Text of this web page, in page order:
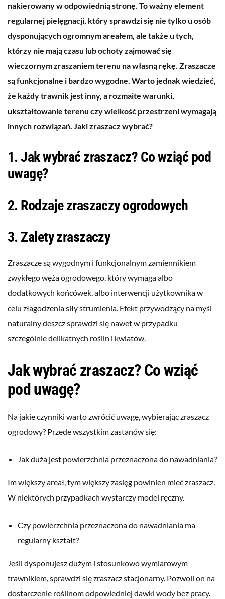
nakierowany w odpowiednią stronę. To ważny element
regularnej pielęgnacji, który sprawdzi się nie tylko u osób
dysponujących ogromnym areałem, ale także u tych,
którzy nie mają czasu lub ochoty zajmować się
wieczornym zraszaniem terenu na własną rękę. Zraszacze
są funkcjonalne i bardzo wygodne. Warto jednak wiedzieć,
że każdy trawnik jest inny, a rozmaite warunki,
ukształtowanie terenu czy wielkość przestrzeni wymagają
innych rozwiązań. Jaki zraszacz wybrać?
1. Jak wybrać zraszacz? Co wziąć pod
uwagę?
2. Rodzaje zraszaczy ogrodowych
3. Zalety zraszaczy
Zraszacze są wygodnym i funkcjonalnym zamiennikiem
zwykłego węża ogrodowego, który wymaga albo
dodatkowych końcówek, albo interwencji użytkownika w
celu złagodzenia siły strumienia. Efekt przywodzący na myśl
naturalny deszcz sprawdzi się nawet w przypadku
szczególnie delikatnych roślin i kwiatów.
Jak wybrać zraszacz? Co wziąć
pod uwagę?
Na jakie czynniki warto zwrócić uwagę, wybierając zraszacz
ogrodowy? Przede wszystkim zastanów się:
Jak duża jest powierzchnia przeznaczona do nawadniania?
Im większy areał, tym większy zasięg powinien mieć zraszacz.
W niektórych przypadkach wystarczy model ręczny.
Czy powierzchnia przeznaczona do nawadniania ma
regularny kształt?
Jeśli dysponujesz dużym i stosunkowo wymiarowym
trawnikiem, sprawdzi się zraszacz stacjonarny. Pozwoli on na
dostarczenie roślinom odpowiedniej dawki wody bez pracy.